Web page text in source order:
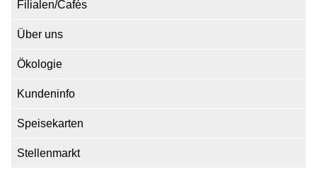
Filialen/Cafés
Über uns
Ökologie
Kundeninfo
Speisekarten
Stellenmarkt